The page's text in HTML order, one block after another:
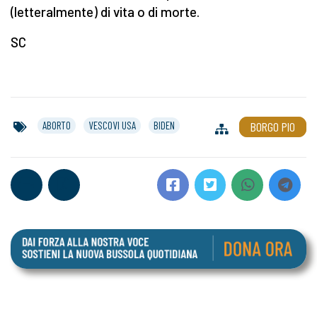
(letteralmente) di vita o di morte.
SC
ABORTO VESCOVI USA BIDEN BORGO PIO